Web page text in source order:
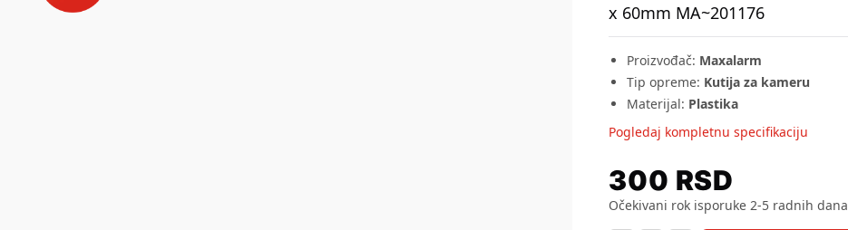
x 60mm MA~201176
Proizvođač: Maxalarm
Tip opreme: Kutija za kameru
Materijal: Plastika
Pogledaj kompletnu specifikaciju
300 RSD
Očekivani rok isporuke 2-5 radnih dana